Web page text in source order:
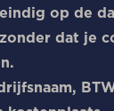
op de
dat je